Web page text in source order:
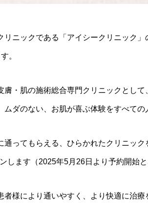
リニックである「アイシークリニック
。
膚・肌の施術総合専門クリニックとし
ムダのない、お肌が喜ぶ体験をすべての
ってもらえる、ひらかれたクリニック
します（2025年5月26日より予約開始と
者様により通いやすく、より快適に治